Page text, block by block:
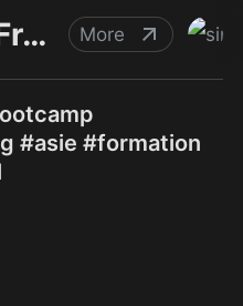
Outils pour Freelances & Solopreneurs @NumerOOs More
#asie #formation